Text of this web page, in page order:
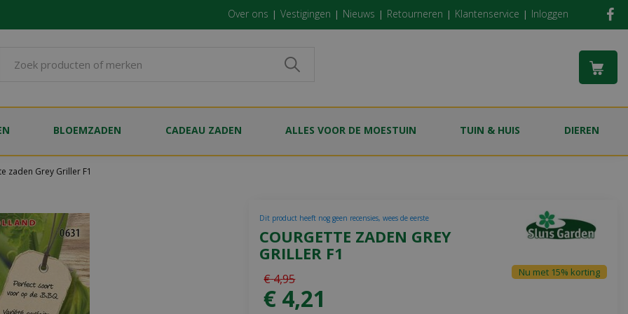
zaden Grey Griller F1
Over ons Vestigingen Nieuws Retourneren Klantenservice Inloggen
BLOEMZADEN CADEAU ZADEN ALLES VOOR DE MOESTUIN TUIN & HUIS DIEREN
COURGETTE ZADEN GREY
GRILLER F1
Dit product heeft nog geen recensies, wees de eerste
€4,95
€ 4,21
Nu met 15% korting